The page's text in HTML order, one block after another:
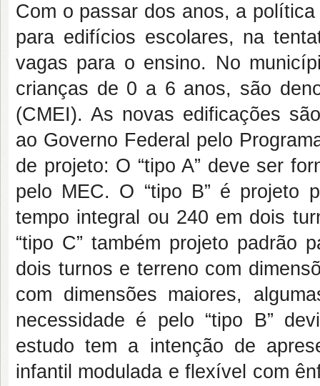
Com o passar dos anos, a
para edifícios escolares, na
vagas para o ensino. No
crianças de 0 a 6 anos, são
(CMEI). As novas edificações
ao Governo Federal pelo
de projeto: O “tipo A” deve ser
pelo MEC. O “tipo B” é projeto
tempo integral ou 240 em dois
“tipo C” também projeto padrão
dois turnos e terreno com
com dimensões maiores,
necessidade é pelo “tipo B”
estudo tem a intenção de
infantil modulada e flexível com